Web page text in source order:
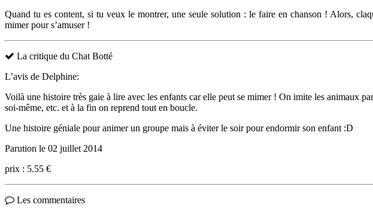
Quand tu es content, si tu veux le montrer, une seule solution : le faire en chanson ! Alors,
mimer pour s’amuser !
La critique du Chat Botté
L’avis de Delphine:
Voilà une histoire très gaie à lire avec les enfants car elle peut se mimer ! On imite les animaux
soi-même, etc. et à la fin on reprend tout en boucle.
Une histoire géniale pour animer un groupe mais à éviter le soir pour endormir son enfant :D
Parution le 02 juillet 2014
prix : 5.55 €
Les commentaires